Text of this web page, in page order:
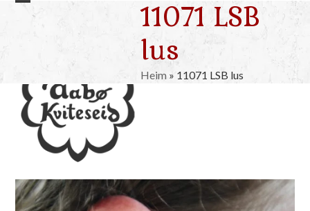
Skip
Open
menu
Close
menu
11071 LSB
lus
Heim» 11071 LSB lus